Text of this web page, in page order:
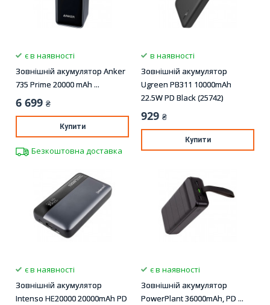
є в наявності
Зовнішній акумулятор Anker
735 Prime 20000 mAh ...
6 699 ₴
Купити
Безкоштовна доставка
в наявності
Зовнішній акумулятор
Ugreen PB311 10000mAh
22.5W PD Black (25742)
929 ₴
Купити
є в наявності
Зовнішній акумулятор
Intenso HE20000 20000mAh PD
є в наявності
Зовнішній акумулятор
PowerPlant 36000mAh, PD ...